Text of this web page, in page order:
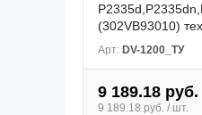
(302VB93010)
Арт: DV-1200_ТУ
9 189.18 руб.
9 189.18 руб. / шт.